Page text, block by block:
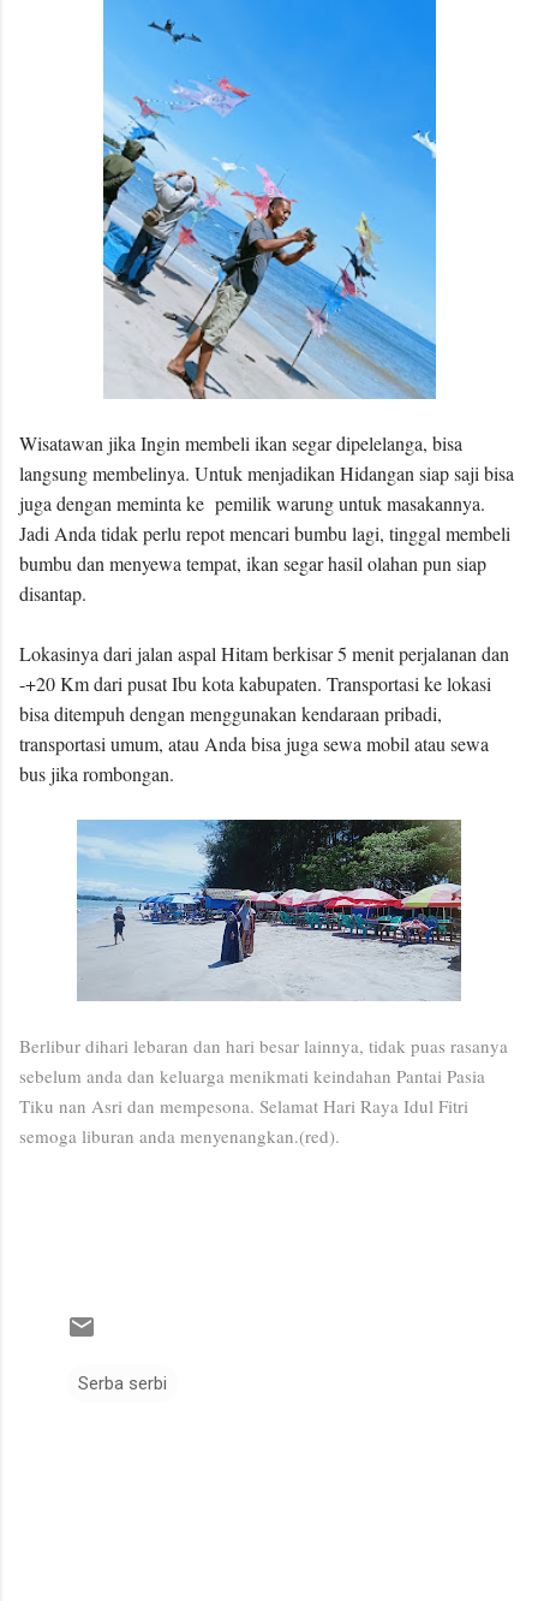
Wisatawan jika Ingin membeli ikan segar dipelelanga, bisa
langsung membelinya. Untuk menjadikan Hidangan siap saji bisa
juga dengan meminta ke pemilik warung untuk masakannya.
Jadi Anda tidak perlu repot mencari bumbu lagi, tinggal membeli
bumbu dan menyewa tempat, ikan segar hasil olahan pun siap
disantap.
Lokasinya dari jalan aspal Hitam berkisar 5 menit perjalanan dan
-+20 Km dari pusat Ibu kota kabupaten. Transportasi ke lokasi
bisa ditempuh dengan menggunakan kendaraan pribadi,
transportasi umum, atau Anda bisa juga sewa mobil atau sewa
bus jika rombongan.
Berlibur dihari lebaran dan hari besar lainnya, tidak puas rasanya
sebelum anda dan keluarga menikmati keindahan Pantai Pasia
Tiku nan Asri dan mempesona. Selamat Hari Raya Idul Fitri
semoga liburan anda menyenangkan.(red).
Serba serbi